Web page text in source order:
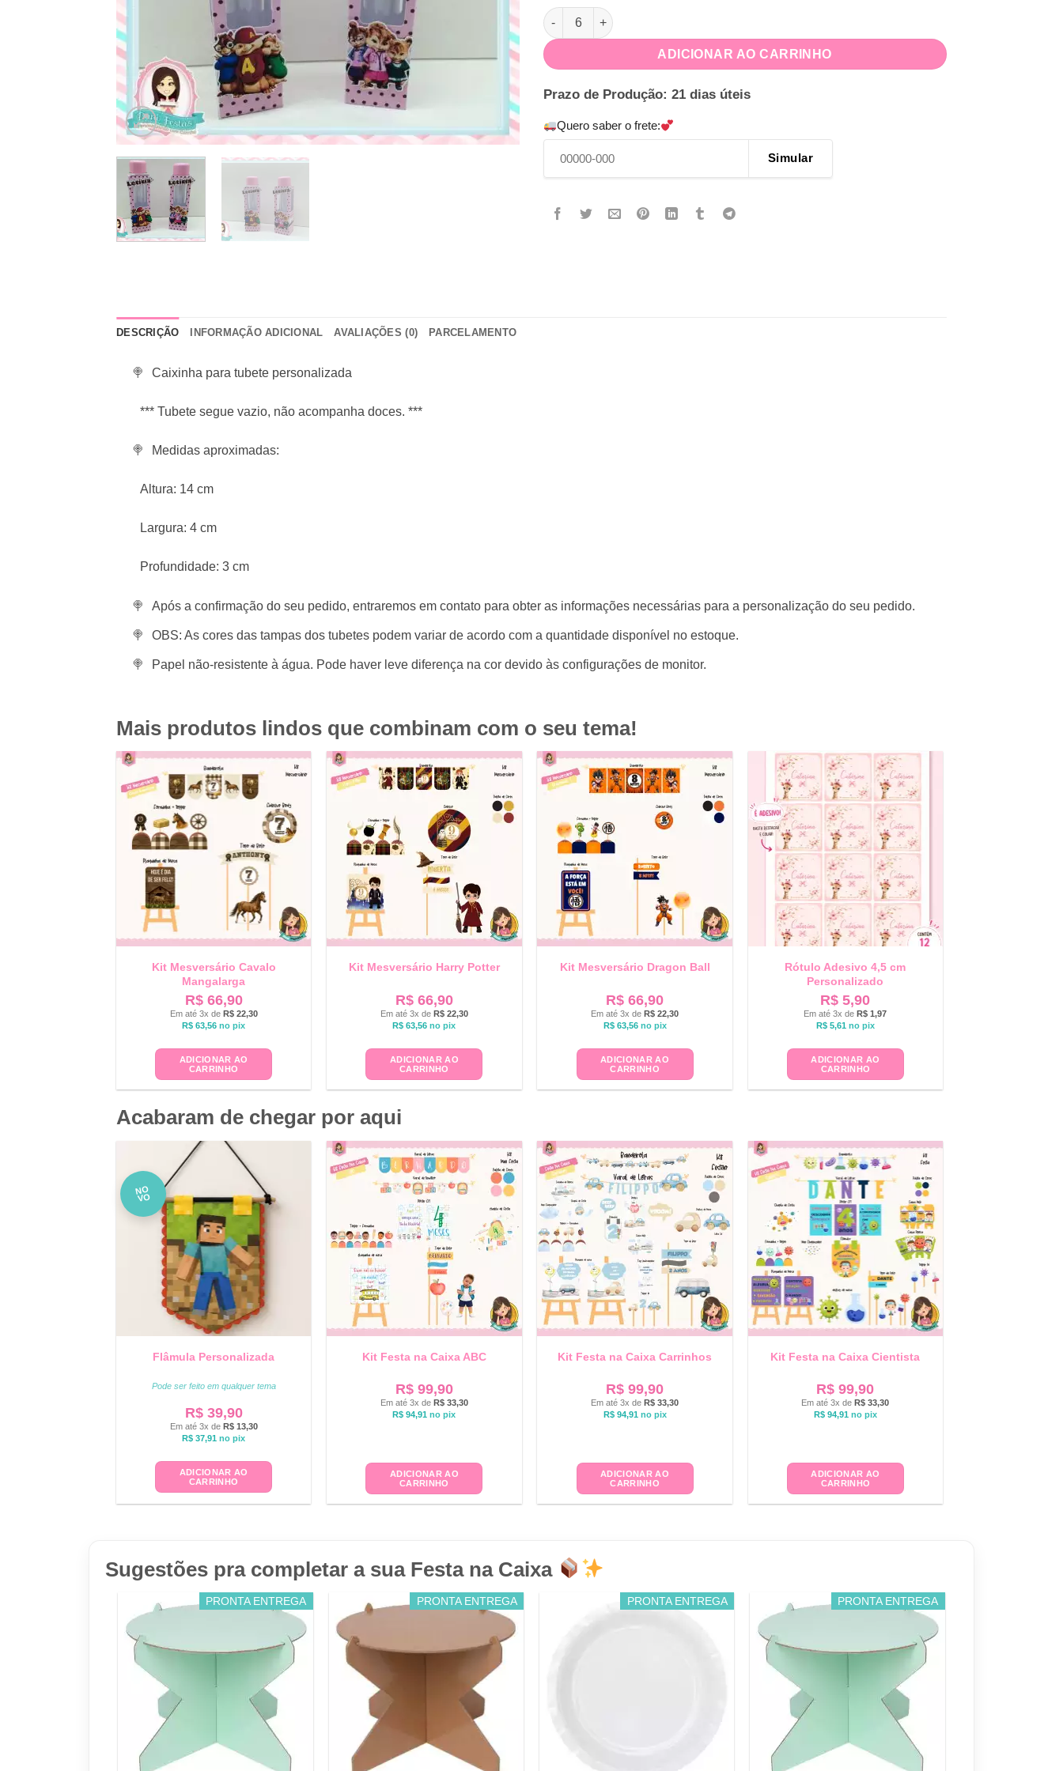
Porta Tubete Alvin e os esquilos quantidade
ADICIONAR AO CARRINHO
Prazo de Produção: 21 dias úteis
Quero saber o frete:
Simular
DESCRIÇÃO INFORMAÇÃO ADICIONAL AVALIAÇÕES (0) PARCELAMENTO
Caixinha para tubete personalizada
*** Tubete segue vazio, não acompanha doces. ***
Medidas aproximadas:
Altura: 14 cm
Largura: 4 cm
Profundidade: 3 cm
Após a confirmação do seu pedido, entraremos em contato para obter as informações necessárias para a personalização do seu pedido.
OBS: As cores das tampas dos tubetes podem variar de acordo com a quantidade disponível no estoque.
Papel não-resistente à água. Pode haver leve diferença na cor devido às configurações de monitor.
Mais produtos lindos que combinam com o seu tema!
Kit Mesversário Cavalo
Mangalarga
R$66,90
Em até 3x de R$22,30
R$ 63,56 no pix
ADICIONAR AO
CARRINHO
Kit Mesversário Harry Potter
R$66,90
Em até 3x de R$22,30
R$ 63,56 no pix
ADICIONAR AO
CARRINHO
Kit Mesversário Dragon Ball
R$ 66,90
Em até 3x deR$ 22,30
R$63,56 no pix
ADICIONAR AO
CARRINHO
Rótulo Adesivo 4,5 cm
Personalizado
R$ 5,90
Em até 3x deR$ 1,97
R$5,61 no pix
ADICIONAR AO
CARRINHO
Acabaram de chegar por aqui
NO
VO
Flâmula Personalizada
Pode ser feito em qualquer tema
R$39,90
Em até 3x de R$13,30
R$ 37,91 no pix
ADICIONAR AO
CARRINHO
Kit Festa na Caixa ABC
R$99,90
Em até 3x de R$33,30
R$ 94,91 no pix
ADICIONAR AO
CARRINHO
Kit Festa na Caixa Carrinhos
R$ 99,90
Em até 3x deR$ 33,30
R$94,91 no pix
ADICIONAR AO
CARRINHO
Kit Festa na Caixa Cientista
R$ 99,90
Em até 3x deR$ 33,30
R$94,91 no pix
ADICIONAR AO
CARRINHO
Sugestões pra completar a sua Festa na Caixa
PRONTA ENTREGA PRONTA ENTREGA PRONTA ENTREGA PRONTA ENTREGA